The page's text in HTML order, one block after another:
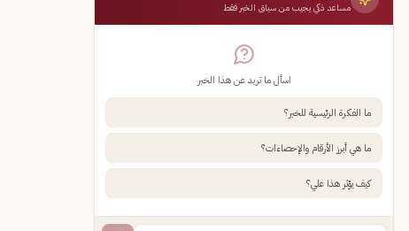
مساعد ذكي يجيب من سياق الخبر فقط
اسأل ما تريد عن هذا الخبر
ما الفكرة الرئيسية للخبر؟
ما هي أبرز الأرقام والإحصاءات؟
كيف يؤثر هذا علي؟